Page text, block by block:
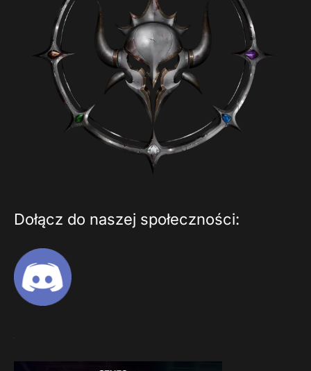
Dołącz do naszej społeczności: